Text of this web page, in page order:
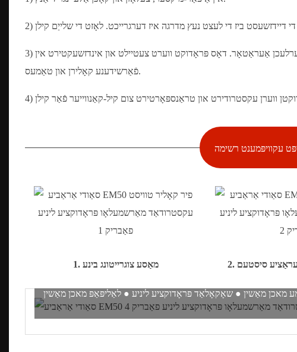
3) לאָזט דורכגיין די אָפּגעקילטע "מאַרשמעלאָו באַזע" דורך אַ קאָנטינויִערלעכן אַעראַטאָר. דאָס פּראָדוקט ווערט צעטיילט און אינדזשעקטירט אין
פֿאַרשידענע קאָלירן און טאַמעס.
עקוויפּמענט רשימה
1. מאַסע צוגרייטונג בינע סיסטעם
מאכן מאַשין ● שאָקאָלאַד פּראָדוקציע ליניע ● לאַליפּאַפּ מאכן מאַשין